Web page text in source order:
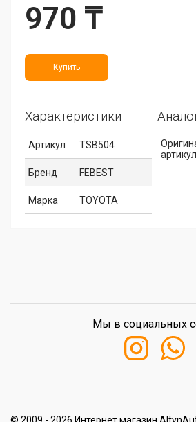
970 ₸
Купить
Характеристики
Артикул TSB504
Бренд FEBEST
Марка TOYOTA
артикул
Мы в социальных